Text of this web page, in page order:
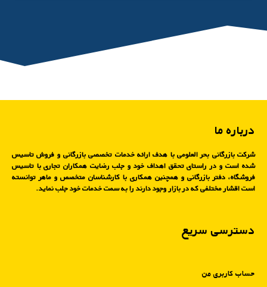
درباره ما
شرکت بازرگانی بحر العلومی با هدف ارائه خدمات تخصصی بازرگانی و فروش تاسیس
شده است و در راستای تحقق اهداف خود و جلب رضایت همکاران تجاری با تاسیس
فروشگاه، دفتر بازرگانی و همچنین همکاری با کارشناسان متخصص و ماهر توانسته
است اقشار مختلفی که در بازار وجود دارند را به سمت خدمات خود جلب نماید.
دسترسی سریع
حساب کاربری من